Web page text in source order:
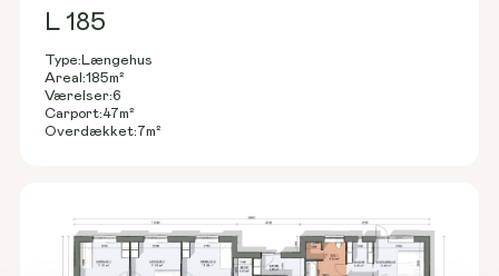
L 185
Type: Længehus
Areal:185m²
Værelser:6
Carport:47m²
Overdækket:7m²